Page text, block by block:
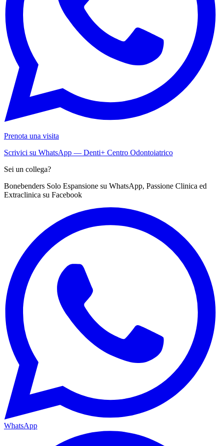
Prenota una visita
Scrivici su WhatsApp — Denti+ Centro Odontoiatrico
Sei un collega?
Bonebenders Solo Espansione su WhatsApp, Passione Clinica ed
Extraclinica su Facebook
WhatsApp